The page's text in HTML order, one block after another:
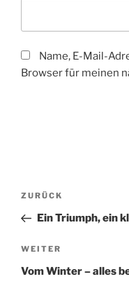
Name, E-Mail-
Browser für meinen
Vorheriger
Beitrag
ZURÜCK
Ein Triumph, ein
Nächster
Beitrag
WEITER
Vom Winter – alles